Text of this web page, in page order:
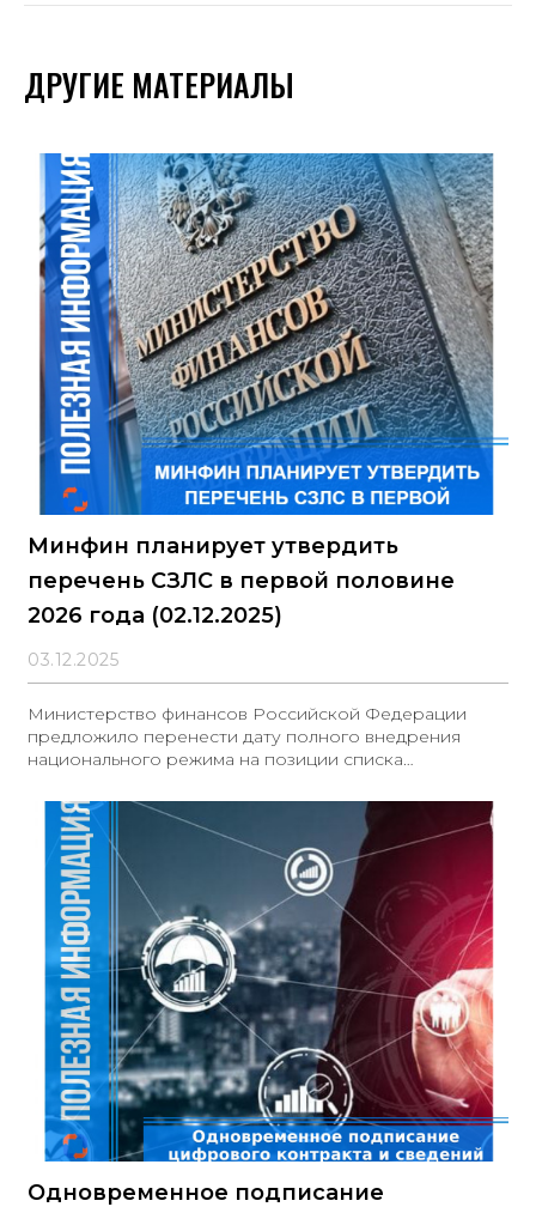
ДРУГИЕ МАТЕРИАЛЫ
Минфин планирует утвердить
перечень СЗЛС в первой половине
2026 года (02.12.2025)
03.12.2025
Министерство финансов Российской Федерации
предложило перенести дату полного внедрения
национального режима на позиции списка
июля 2026 года. В пояснительной записке к проекту
разработчик отметил, что данное решение
обусловлено необходимостью синхронизации
сроков начала действия механизма закупок с
утверждением обновленного перечня
Одновременное подписание